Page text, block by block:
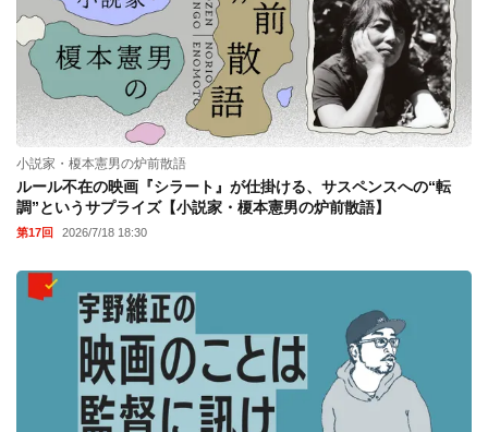
小説家・榎本憲男の炉前散語
ルール不在の映画『シラート』が仕掛ける、サスペンスへの“転
調”というサプライズ【小説家・榎本憲男の炉前散語】
第17回 2026/7/18 18:30